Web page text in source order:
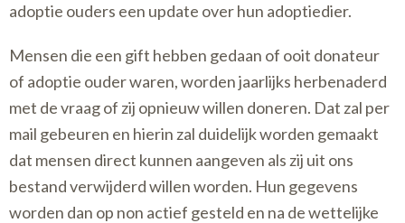
adoptie ouders een update over hun adoptiedier.
Mensen die een gift hebben gedaan of ooit donateur
of adoptie ouder waren, worden jaarlijks herbenaderd
met de vraag of zij opnieuw willen doneren. Dat zal per
mail gebeuren en hierin zal duidelijk worden gemaakt
dat mensen direct kunnen aangeven als zij uit ons
bestand verwijderd willen worden. Hun gegevens
worden dan op non actief gesteld en na de wettelijke